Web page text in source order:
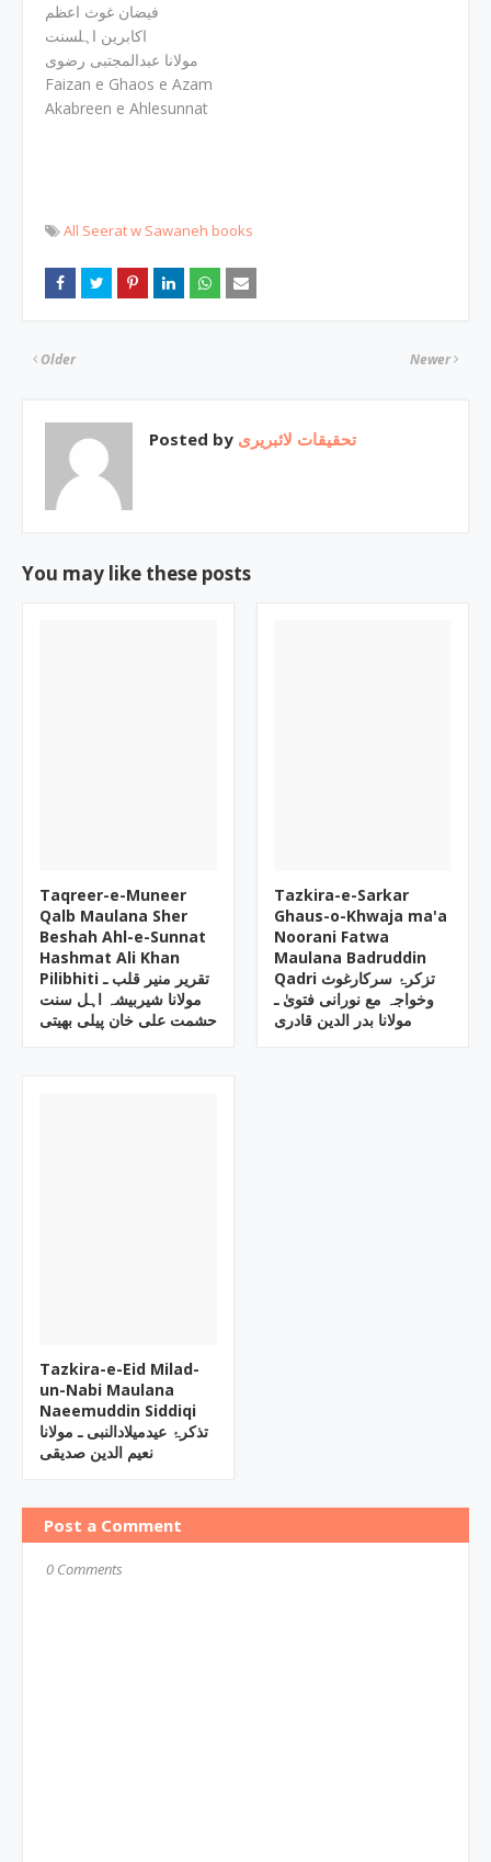
فیضان غوث اعظم
اکابرین اہلسنت
مولانا عبدالمجتبی رضوی
Faizan e Ghaos e Azam
Akabreen e Ahlesunnat
All Seerat w Sawaneh books
Newer
Older
Posted by تحقیقات لائبریری
You may like these posts
Taqreer-e-Muneer
Qalb Maulana Sher
Beshah Ahl-e-Sunnat
Hashmat Ali Khan
Pilibhiti تقریر منیر قلب ـ
مولانا شیربیشہ اہل سنت
حشمت علی خان پیلی بھیتی
Tazkira-e-Sarkar
Ghaus-o-Khwaja ma'a
Noorani Fatwa
Maulana Badruddin
Qadri تزکرۂ سرکارغوث
وخواجہ مع نورانی فتویٰ ـ
مولانا بدر الدین قادری
Tazkira-e-Eid Milad-
un-Nabi Maulana
Naeemuddin Siddiqi
تذکرۂ عیدمیلادالنبی ـ مولانا
نعیم الدین صدیقی
Post a Comment
0 Comments